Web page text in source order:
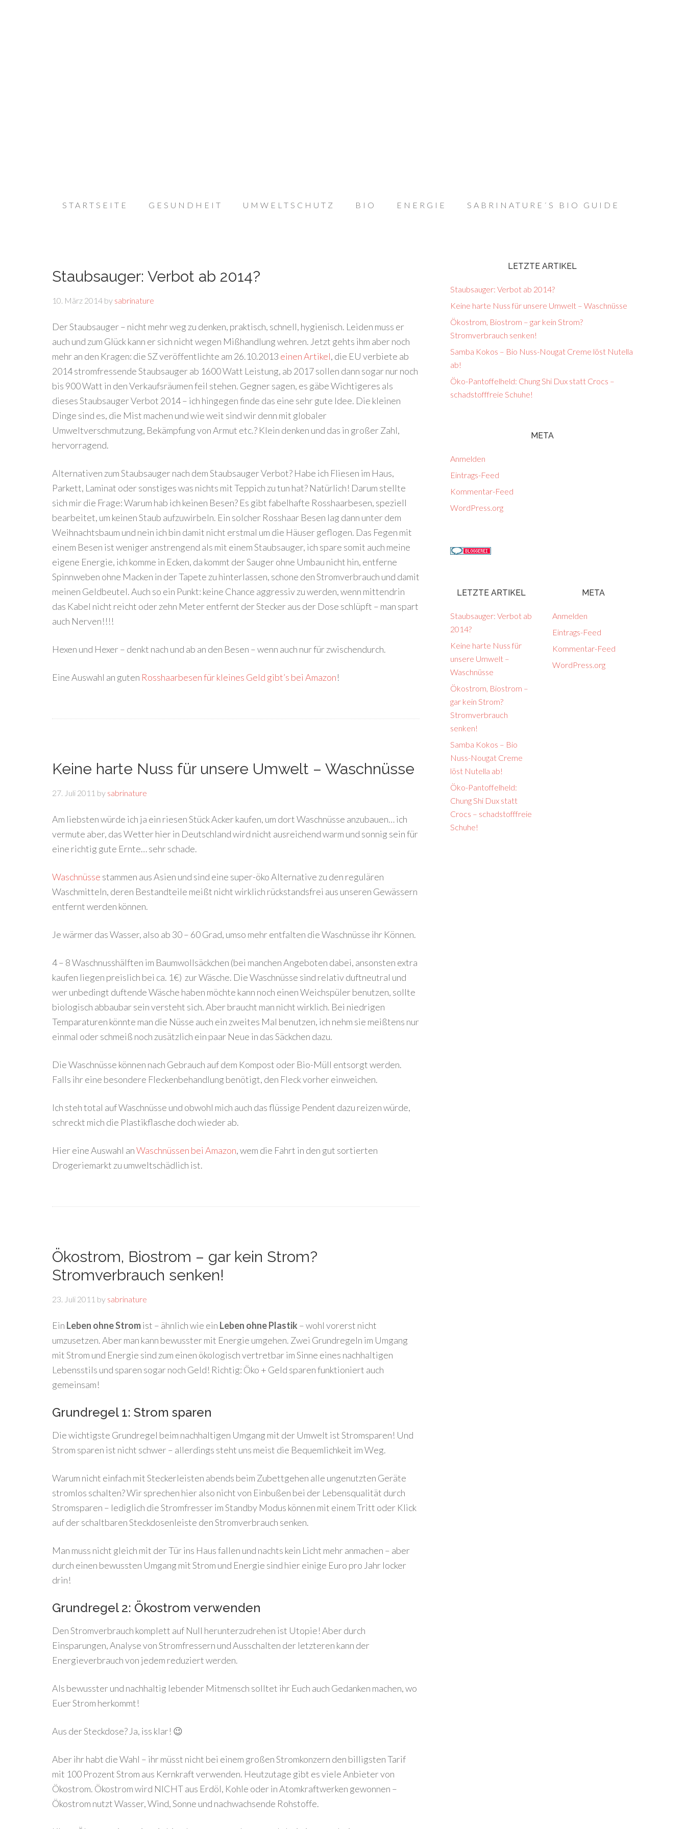
STARTSEITE GESUNDHEIT UMWELTSCHUTZ BIO ENERGIE SABRINATURE´S BIO GUIDE
Staubsauger: Verbot ab 2014?
10. März 2014 by sabrinature
Der Staubsauger – nicht mehr weg zu denken, praktisch, schnell, hygienisch. Leiden muss er
auch und zum Glück kann er sich nicht wegen Mißhandlung wehren. Jetzt gehts ihm aber noch
mehr an den Kragen: die SZ veröffentlichte am 26.10.2013 einen Artikel, die EU verbiete ab
2014 stromfressende Staubsauger ab 1600 Watt Leistung, ab 2017 sollen dann sogar nur noch
bis 900 Watt in den Verkaufsräumen feil stehen. Gegner sagen, es gäbe Wichtigeres als
dieses Staubsauger Verbot 2014 – ich hingegen finde das eine sehr gute Idee. Die kleinen
Dinge sind es, die Mist machen und wie weit sind wir denn mit globaler
Umweltverschmutzung, Bekämpfung von Armut etc.? Klein denken und das in großer Zahl,
hervorragend.
Alternativen zum Staubsauger nach dem Staubsauger Verbot? Habe ich Fliesen im Haus,
Parkett, Laminat oder sonstiges was nichts mit Teppich zu tun hat? Natürlich! Darum stellte
sich mir die Frage: Warum hab ich keinen Besen? Es gibt fabelhafte Rosshaarbesen, speziell
bearbeitet, um keinen Staub aufzuwirbeln. Ein solcher Rosshaar Besen lag dann unter dem
Weihnachtsbaum und nein ich bin damit nicht erstmal um die Häuser geflogen. Das Fegen mit
einem Besen ist weniger anstrengend als mit einem Staubsauger, ich spare somit auch meine
eigene Energie, ich komme in Ecken, da kommt der Sauger ohne Umbau nicht hin, entferne
Spinnweben ohne Macken in der Tapete zu hinterlassen, schone den Stromverbrauch und damit
meinen Geldbeutel. Auch so ein Punkt: keine Chance aggressiv zu werden, wenn mittendrin
das Kabel nicht reicht oder zehn Meter entfernt der Stecker aus der Dose schlüpft – man spart
auch Nerven!!!!
Hexen und Hexer – denkt nach und ab an den Besen – wenn auch nur für zwischendurch.
Eine Auswahl an guten Rosshaarbesen für kleines Geld gibt’s bei Amazon!
Keine harte Nuss für unsere Umwelt – Waschnüsse
27. Juli 2011 by sabrinature
Am liebsten würde ich ja ein riesen Stück Acker kaufen, um dort Waschnüsse anzubauen… ich
vermute aber, das Wetter hier in Deutschland wird nicht ausreichend warm und sonnig sein für
eine richtig gute Ernte… sehr schade.
Waschnüsse stammen aus Asien und sind eine super-öko Alternative zu den regulären
Waschmitteln, deren Bestandteile meißt nicht wirklich rückstandsfrei aus unseren Gewässern
entfernt werden können.
Je wärmer das Wasser, also ab 30 – 60 Grad, umso mehr entfalten die Waschnüsse ihr Können.
4 – 8 Waschnusshälften im Baumwollsäckchen (bei manchen Angeboten dabei, ansonsten extra
kaufen liegen preislich bei ca. 1€) zur Wäsche. Die Waschnüsse sind relativ duftneutral und
wer unbedingt duftende Wäsche haben möchte kann noch einen Weichspüler benutzen, sollte
biologisch abbaubar sein versteht sich. Aber braucht man nicht wirklich. Bei niedrigen
Temparaturen könnte man die Nüsse auch ein zweites Mal benutzen, ich nehm sie meißtens nur
einmal oder schmeiß noch zusätzlich ein paar Neue in das Säckchen dazu.
Die Waschnüsse können nach Gebrauch auf dem Kompost oder Bio-Müll entsorgt werden.
Falls ihr eine besondere Fleckenbehandlung benötigt, den Fleck vorher einweichen.
Ich steh total auf Waschnüsse und obwohl mich auch das flüssige Pendent dazu reizen würde,
schreckt mich die Plastikflasche doch wieder ab.
Hier eine Auswahl anWaschnüssen bei Amazon, wem die Fahrt in den gut sortierten
Drogeriemarkt zu umweltschädlich ist.
Ökostrom, Biostrom – gar kein Strom?
Stromverbrauch senken!
23. Juli 2011 by sabrinature
Ein Leben ohne Stromist – ähnlich wie ein Leben ohne Plastik – wohl vorerst nicht
umzusetzen. Aber man kann bewusster mit Energie umgehen. Zwei Grundregeln im Umgang
mit Strom und Energie sind zum einen ökologisch vertretbar im Sinne eines nachhaltigen
Lebensstils und sparen sogar noch Geld! Richtig: Öko + Geld sparen funktioniert auch
gemeinsam!
Grundregel 1: Strom sparen
Die wichtigste Grundregel beim nachhaltigen Umgang mit der Umwelt ist Stromsparen! Und
Strom sparen ist nicht schwer – allerdings steht uns meist die Bequemlichkeit im Weg.
Warum nicht einfach mit Steckerleisten abends beim Zubettgehen alle ungenutzten Geräte
stromlos schalten? Wir sprechen hier also nicht von Einbußen bei der Lebensqualität durch
Stromsparen – lediglich die Stromfresser im Standby Modus können mit einem Tritt oder Klick
auf der schaltbaren Steckdosenleiste den Stromverbrauch senken.
Man muss nicht gleich mit der Tür ins Haus fallen und nachts kein Licht mehr anmachen – aber
durch einen bewussten Umgang mit Strom und Energie sind hier einige Euro pro Jahr locker
drin!
Grundregel 2: Ökostrom verwenden
Den Stromverbrauch komplett auf Null herunterzudrehen ist Utopie! Aber durch
Einsparungen, Analyse von Stromfressern und Ausschalten der letzteren kann der
Energieverbrauch von jedem reduziert werden.
Als bewusster und nachhaltig lebender Mitmensch solltet ihr Euch auch Gedanken machen, wo
Euer Strom herkommt!
Aus der Steckdose? Ja, iss klar! 😉
Aber ihr habt die Wahl – ihr müsst nicht bei einem großen Stromkonzern den billigsten Tarif
mit 100 Prozent Strom aus Kernkraft verwenden. Heutzutage gibt es viele Anbieter von
Ökostrom. Ökostrom wird NICHT aus Erdöl, Kohle oder in Atomkraftwerken gewonnen –
Ökostrom nutzt Wasser, Wind, Sonne und nachwachsende Rohstoffe.
LETZTE ARTIKEL
Staubsauger: Verbot ab 2014?
Keine harte Nuss für unsere Umwelt – Waschnüsse
Ökostrom, Biostrom – gar kein Strom?
Stromverbrauch senken!
Samba Kokos – Bio Nuss-Nougat Creme löst Nutella
ab!
Öko-Pantoffelheld: Chung Shi Dux statt Crocs –
schadstofffreie Schuhe!
META
Anmelden
Eintrags-Feed
Kommentar-Feed
WordPress.org
LETZTE ARTIKEL
Staubsauger: Verbot ab
2014?
Keine harte Nuss für
unsere Umwelt –
Waschnüsse
Ökostrom, Biostrom –
gar kein Strom?
Stromverbrauch
senken!
Samba Kokos – Bio
Nuss-Nougat Creme
löst Nutella ab!
Öko-Pantoffelheld:
Chung Shi Dux statt
Crocs – schadstofffreie
Schuhe!
META
Anmelden
Eintrags-Feed
Kommentar-Feed
WordPress.org